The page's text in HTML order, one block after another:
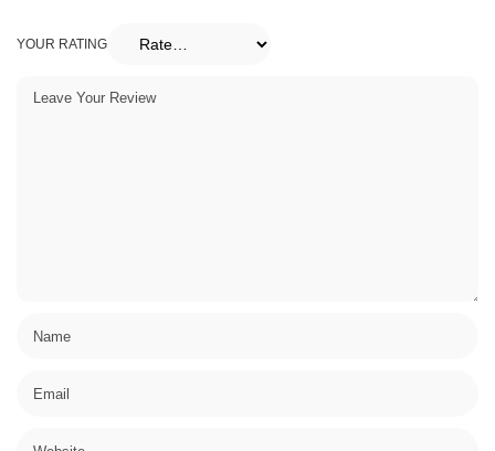
YOUR RATING